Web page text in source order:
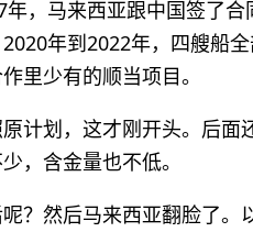
年，马来西亚跟中国签了
年到2022年，四艘船
里少有的顺当项目。
计划，这才刚开头。后面
，含金量也不低。
？然后马来西亚翻脸了。